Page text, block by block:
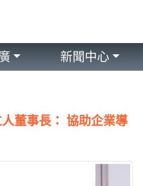
新聞中心
董事長： 協助企業導